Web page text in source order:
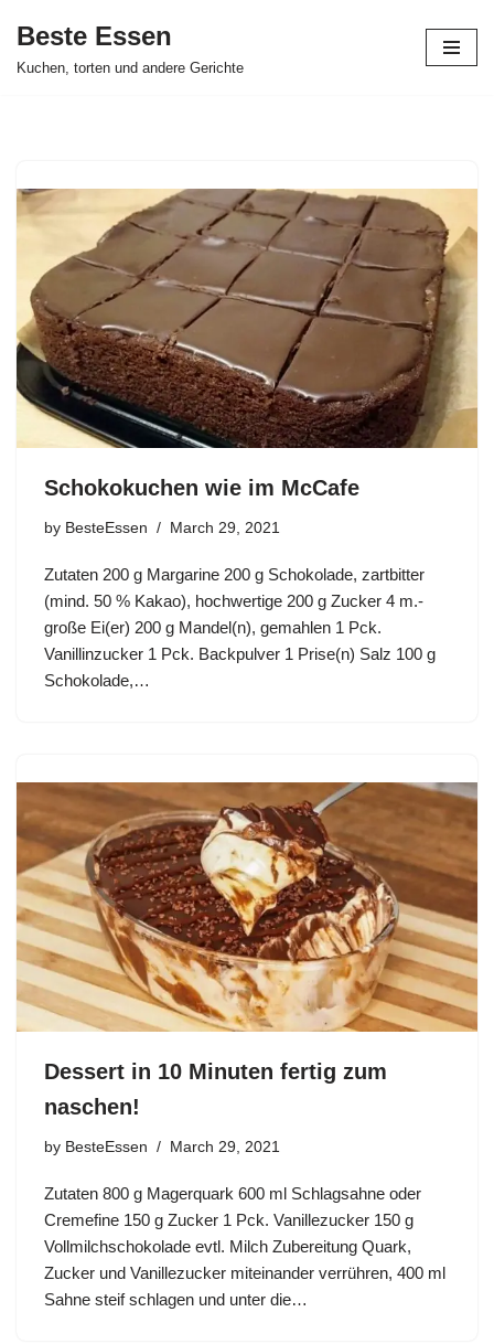
Skip
Beste Essen
Kuchen, torten und andere Gerichte
Schokokuchen wie im McCafe
by BesteEssen March 29, 2021
Zutaten 200 g Margarine 200 g Schokolade, zartbitter
(mind. 50 % Kakao), hochwertige 200 g Zucker 4 m.-
große Ei(er) 200 g Mandel(n), gemahlen 1 Pck.
Vanillinzucker 1 Pck. Backpulver 1 Prise(n) Salz 100 g
Schokolade,…
Dessert in 10 Minuten fertig zum
naschen!
by BesteEssen March 29, 2021
Zutaten 800 g Magerquark 600 ml Schlagsahne oder
Cremefine 150 g Zucker 1 Pck. Vanillezucker 150 g
Vollmilchschokolade evtl. Milch Zubereitung Quark,
Zucker und Vanillezucker miteinander verrühren, 400 ml
Sahne steif schlagen und unter die…